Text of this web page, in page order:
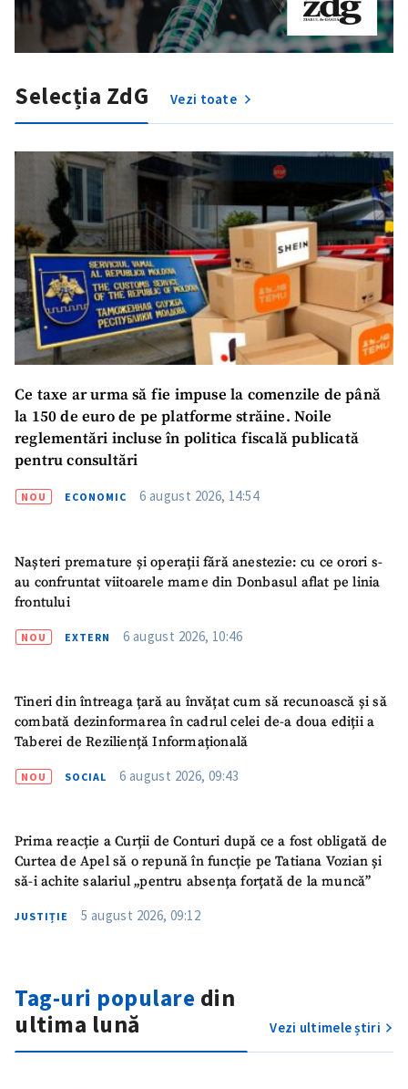
Trimite o informație
Despre ZdG
in English
Selecția ZdG Vezi toate
Ce taxe ar urma să fie impuse la comenzile de până
la 150 de euro de pe platforme străine. Noile
reglementări incluse în politica fiscală publicată
pentru consultări
NOU ECONOMIC 6 august 2026, 14:54
Nașteri premature și operații fără anestezie: cu ce orori s-
au confruntat viitoarele mame din Donbasul aflat pe linia
frontului
NOU EXTERN 6 august 2026, 10:46
Tineri din întreaga țară au învățat cum să recunoască și să
combată dezinformarea în cadrul celei de-a doua ediții a
Taberei de Reziliență Informațională
NOU SOCIAL 6 august 2026, 09:43
Prima reacție a Curții de Conturi după ce a fost obligată de
Curtea de Apel să o repună în funcție pe Tatiana Vozian și
să-i achite salariul „pentru absența forțată de la muncă”
JUSTIȚIE 5 august 2026, 09:12
Tag-uri populare din
ultima lună
Vezi ultimele știri